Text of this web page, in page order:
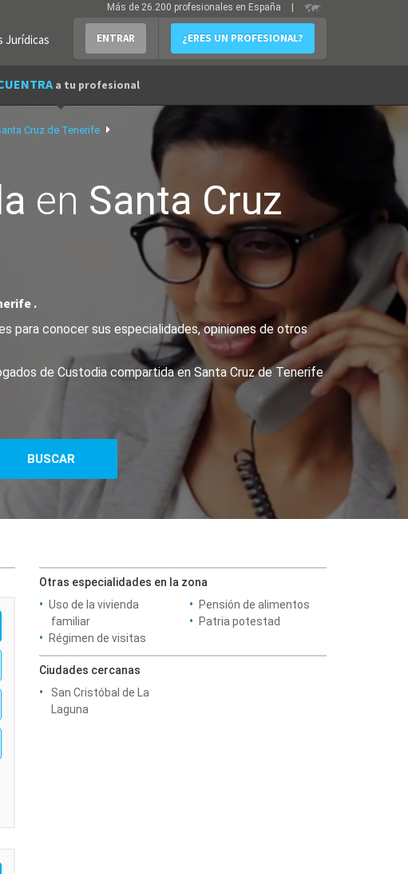
Jurídicas ENTRAR ¿ERES UN PROFESIONAL?
Más de 26.200 profesionales en España
a tu profesional
Cruz de Tenerife
en Santa Cruz
.
para conocer sus especialidades, opiniones de otros
de Custodia compartida en Santa Cruz de Tenerife
Otras especialidades en la zona
Uso de la vivienda
familiar
Pensión de alimentos
Patria potestad
Régimen de visitas
Ciudades cercanas
San Cristóbal de La
Laguna